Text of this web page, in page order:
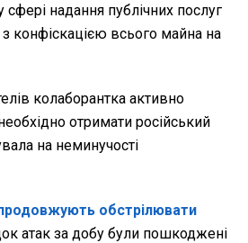
надання публічних послуг
конфіскацією всього майна на
колаборантка активно
отримати російський
на неминучості
обстрілювати
атак за добу були пошкоджені